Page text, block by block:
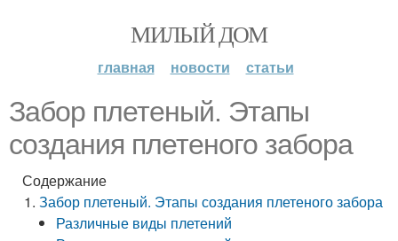
МИЛЫЙ ДОМ
главная новости статьи
Забор плетеный. Этапы
создания плетеного забора
Содержание
Забор плетеный. Этапы создания плетеного забора
Различные виды плетений